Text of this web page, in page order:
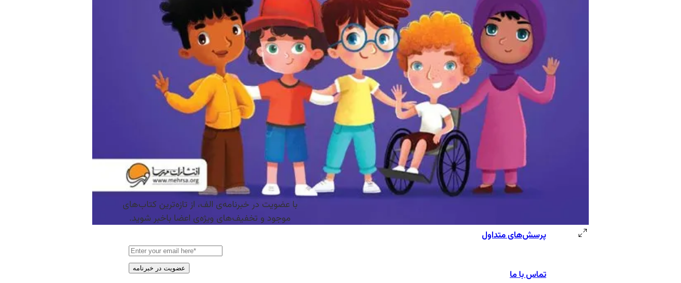
با عضویت در خبرنامه‌ی الف، از تازه‌ترین کتاب‌های
موجود و تخفیف‌های ویژه‌ی اعضا باخبر شوید.
عضویت در خبرنامه
پرسش‌های متداول
تماس با ما